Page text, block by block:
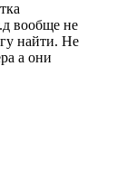
вообще не
найти. Не
а они